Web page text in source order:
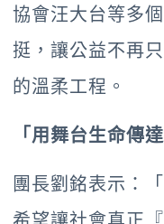
協會汪大台等多
挺，讓公益不再
的溫柔工程。
「用舞台生命傳
團長劉銘表示：